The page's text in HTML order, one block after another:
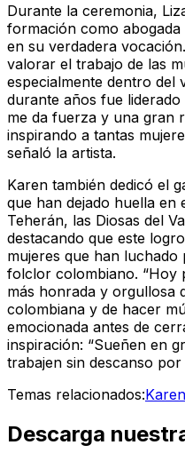
Durante la ceremonia,
formación como
en su verdadera
valorar el trabajo de las
especialmente dentro del
durante años fue
me da fuerza y una gran
inspirando a tantas
señaló la artista.
Karen también dedicó el
que han dejado huella en
Teherán, las Diosas del
destacando que este
mujeres que han
folclor colombiano. “Hoy
más honrada y orgullosa
colombiana y de hacer
emocionada antes de
inspiración: “Sueñen en
trabajen sin descanso por
Temas relacionados:
Descarga